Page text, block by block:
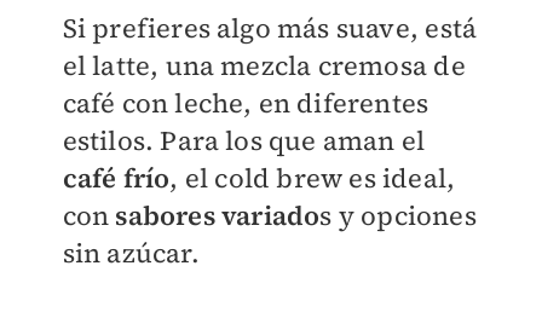
Si prefieres algo más suave, está
el latte, una mezcla cremosa de
café con leche, en diferentes
estilos. Para los que aman el
café frío, el cold brew es ideal,
con sabores variados y opciones
sin azúcar.